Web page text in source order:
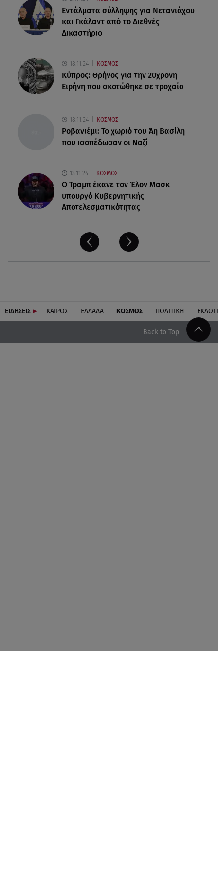
Σαρακήνικο
09.08.26 , 13:30
Μαντόνα για Γουίλιαμ Όρμπιτ: «Η μουσική σου
09.08.26 , 13:15
Σε Red Code και αύριο Αττική και 15 ακόμα
περιοχές - 400 φωτιές σε 10 μέρες
09.08.26 , 12:54
Βαλέρια Χοψονίδου: Βάφτισε τον γιο της στη
Βουλιαγμένη - Το όνομα που πήρε
Εντάλματα σύλληψης για Νετανιάχου
και Γκάλαντ από το Διεθνές
Δικαστήριο
18.11.24 ΚΟΣΜΟΣ
Κύπρος: Θρήνος για την 20χρονη
Ειρήνη που σκοτώθηκε σε τροχαίο
18.11.24 ΚΟΣΜΟΣ
Ροβανιέμι: Το χωριό του Άη Βασίλη
που ισοπέδωσαν οι Ναζί
13.11.24 ΚΟΣΜΟΣ
O Τραμπ έκανε τον Έλον Μασκ
υπουργό Κυβερνητικής
Αποτελεσματικότητας
ΕΙΔΗΣΕΙΣ ΚΑΙΡΟΣ ΕΛΛΑΔΑ ΚΟΣΜΟΣ ΠΟΛΙΤΙΚΗ
Back to Top